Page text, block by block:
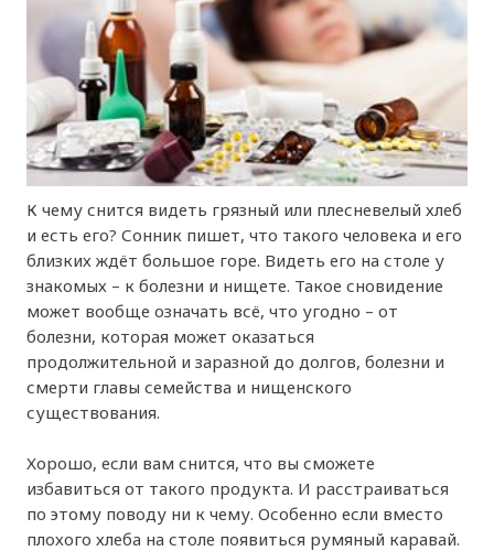
К чему снится видеть грязный или плесневелый хлеб
и есть его? Сонник пишет, что такого человека и его
близких ждёт большое горе. Видеть его на столе у
знакомых – к болезни и нищете. Такое сновидение
может вообще означать всё, что угодно – от
болезни, которая может оказаться
продолжительной и заразной до долгов, болезни и
смерти главы семейства и нищенского
существования.
Хорошо, если вам снится, что вы сможете
избавиться от такого продукта. И расстраиваться
по этому поводу ни к чему. Особенно если вместо
плохого хлеба на столе появиться румяный каравай.